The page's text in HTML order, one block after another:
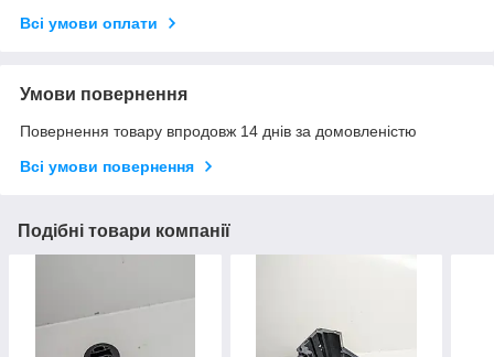
Всі умови оплати
Умови повернення
Повернення товару впродовж 14 днів за домовленістю
Всі умови повернення
Подібні товари компанії